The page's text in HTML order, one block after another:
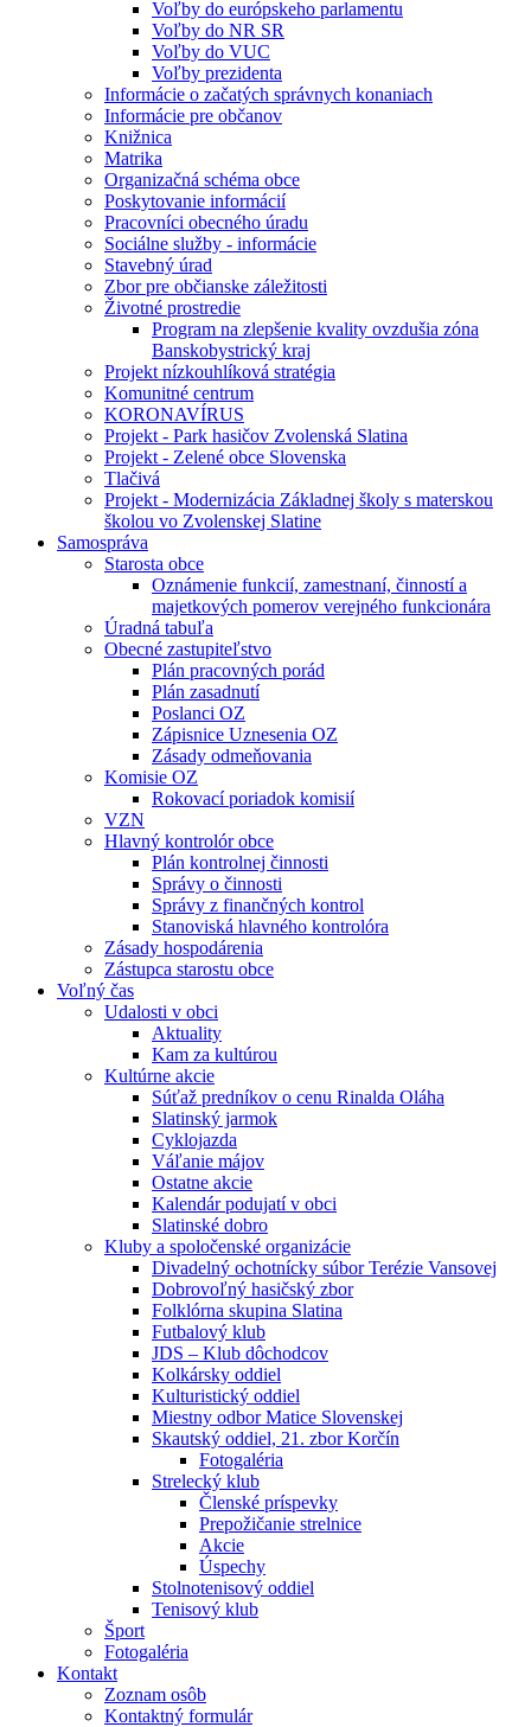
Voľby do európskeho parlamentu
Voľby do NR SR
Voľby do VUC
Voľby prezidenta
Informácie o začatých správnych konaniach
Informácie pre občanov
Knižnica
Matrika
Organizačná schéma obce
Poskytovanie informácií
Pracovníci obecného úradu
Sociálne služby - informácie
Stavebný úrad
Zbor pre občianske záležitosti
Životné prostredie
Program na zlepšenie kvality ovzdušia zóna
Banskobystrický kraj
Projekt nízkouhlíková stratégia
Komunitné centrum
KORONAVÍRUS
Projekt - Park hasičov Zvolenská Slatina
Projekt - Zelené obce Slovenska
Tlačivá
Projekt - Modernizácia Základnej školy s materskou
školou vo Zvolenskej Slatine
Samospráva
Starosta obce
Oznámenie funkcií, zamestnaní, činností a
majetkových pomerov verejného funkcionára
Úradná tabuľa
Obecné zastupiteľstvo
Plán pracovných porád
Plán zasadnutí
Poslanci OZ
Zápisnice Uznesenia OZ
Zásady odmeňovania
Komisie OZ
Rokovací poriadok komisií
VZN
Hlavný kontrolór obce
Plán kontrolnej činnosti
Správy o činnosti
Správy z finančných kontrol
Stanoviská hlavného kontrolóra
Zásady hospodárenia
Zástupca starostu obce
Voľný čas
Udalosti v obci
Aktuality
Kam za kultúrou
Kultúrne akcie
Súťaž predníkov o cenu Rinalda Oláha
Slatinský jarmok
Cyklojazda
Váľanie májov
Ostatne akcie
Kalendár podujatí v obci
Slatinské dobro
Kluby a spoločenské organizácie
Divadelný ochotnícky súbor Terézie Vansovej
Dobrovoľný hasičský zbor
Folklórna skupina Slatina
Futbalový klub
JDS – Klub dôchodcov
Kolkársky oddiel
Kulturistický oddiel
Miestny odbor Matice Slovenskej
Skautský oddiel, 21. zbor Korčín
Fotogaléria
Strelecký klub
Členské príspevky
Prepožičanie strelnice
Akcie
Úspechy
Stolnotenisový oddiel
Tenisový klub
Šport
Fotogaléria
Kontakt
Zoznam osôb
Kontaktný formulár